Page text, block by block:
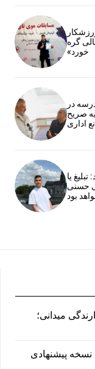
گره
خورد»
۱۰۰ مدرسه در
صریح
اداری
یا
حسنی
بود
میدانی؛
پیشنهادی